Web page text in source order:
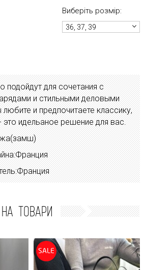
Виберіть розмір:
36, 37, 39
подойдут для сочетания с
и стильными деловыми
и предпочитаете классику,
это идельаное решение для вас.
ТОВАРИ
SALE